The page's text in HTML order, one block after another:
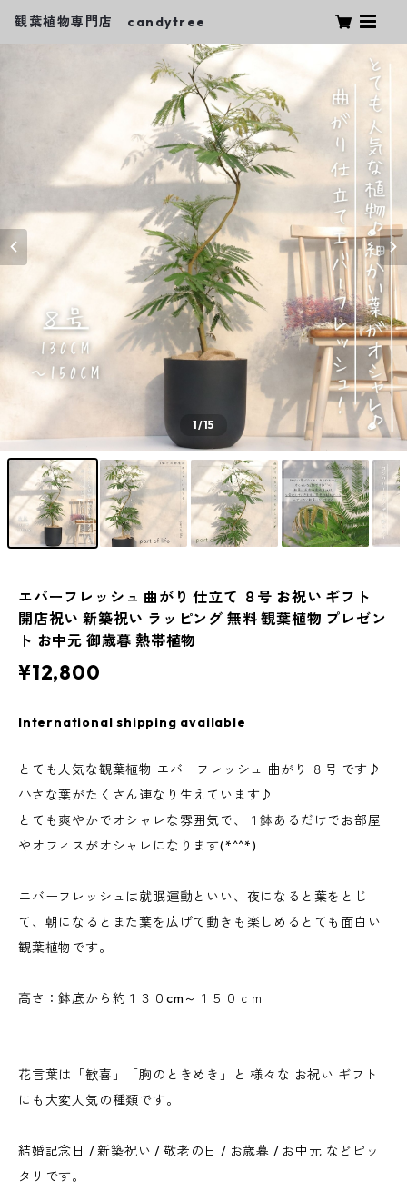
観葉植物専門店 candytree
1/15
エバーフレッシュ 曲がり 仕立て ８号 お祝い ギフト
開店祝い 新築祝い ラッピング 無料 観葉植物 プレゼン
ト お中元 御歳暮 熱帯植物
¥12,800
International shipping available
とても人気な観葉植物 エバーフレッシュ 曲がり ８号 です♪
小さな葉がたくさん連なり生えています♪
とても爽やかでオシャレな雰囲気で、１鉢あるだけでお部屋
やオフィスがオシャレになります(*^^*)
エバーフレッシュは就眠運動といい、夜になると葉をとじ
て、朝になるとまた葉を広げて動きも楽しめるとても面白い
観葉植物です。
高さ：鉢底から約１３０cm～１５０ｃｍ
花言葉は「歓喜」「胸のときめき」と 様々な お祝い ギフト
にも大変人気の種類です。
結婚記念日 / 新築祝い / 敬老の日 / お歳暮 / お中元 などピッ
タリです。